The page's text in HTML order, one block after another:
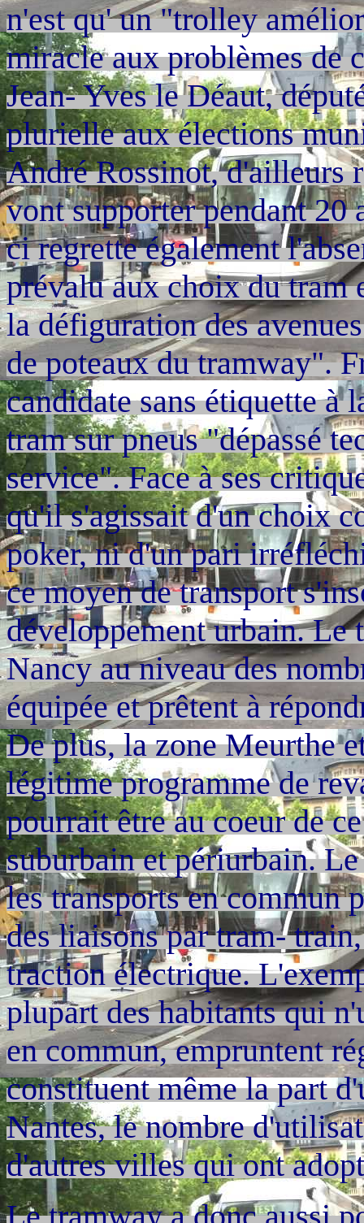
n'est qu' un "trolley
miracle aux problèmes de
Jean- Yves le Déaut,
plurielle aux élections
André Rossinot, d'ailleurs
vont supporter pendant
ci regrette également
prévalu aux choix du tram
la défiguration des
de poteaux du tramway".
candidate sans étiquette à
tram sur pneus "dépassé
service". Face à ses
qu'il s'agissait d'un choix
poker, ni d'un pari
ce moyen de transport
développement urbain.
Nancy au niveau des
équipée et prêtent à
De plus, la zone Meurthe
légitime programme de
pourrait être au coeur de
suburbain et périurbain.
les transports en commun
des liaisons par tram-
traction électrique.
plupart des habitants qui
en commun, empruntent
constituent même la part
Nantes, le nombre
d'autres villes qui ont